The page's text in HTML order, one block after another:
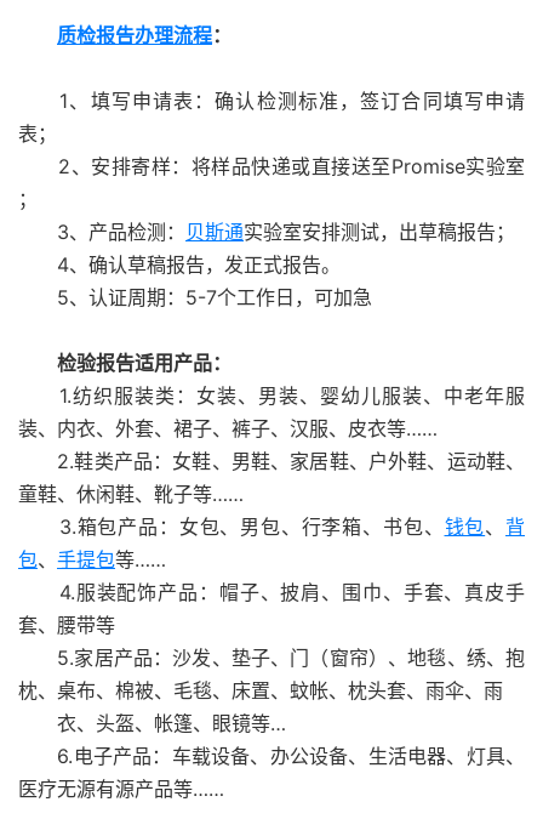
质检报告办理流程：
1、填写申请表：确认检测标准，签订合同填写申请
表；
2、安排寄样：将样品快递或直接送至Promise实验室
；
3、产品检测： 贝斯通实验室安排测试，出草稿报告；
4、确认草稿报告，发正式报告。
5、认证周期：5-7个工作日，可加急
检验报告适用产品：
1.纺织服装类：女装、男装、婴幼儿服装、中老年服
装、内衣、外套、裙子、裤子、汉服、皮衣等……
2.鞋类产品：女鞋、男鞋、家居鞋、户外鞋、运动鞋、
童鞋、休闲鞋、靴子等……
3.箱包产品：女包、男包、行李箱、书包、 钱包、 背
包、 手提包等……
4.服装配饰产品：帽子、披肩、围巾、手套、真皮手
套、腰带等
5.家居产品：沙发、垫子、门（窗帘）、地毯、绣、抱
枕、桌布、棉被、毛毯、床置、蚊帐、枕头套、雨伞、雨
衣、头盔、帐篷、眼镜等…
6.电子产品：车载设备、办公设备、生活电器、灯具、
医疗无源有源产品等……